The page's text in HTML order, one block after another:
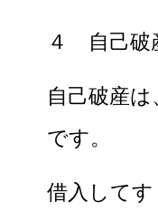
４ 自己破
自己破産
です。
借入して